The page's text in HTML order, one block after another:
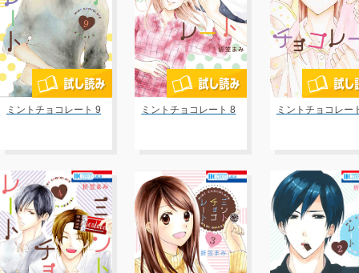
ミントチョコレート 9 ミントチョコレート 8 ミントチョコレー